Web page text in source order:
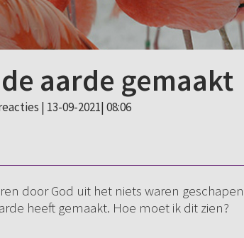
aarde gemaakt
| 13-09-2021| 08:06
door God uit het niets waren
heeft gemaakt. Hoe moet ik dit zien?